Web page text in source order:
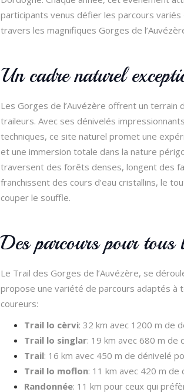
participants venus défier les parcours
travers les magnifiques Gorges de
Un cadre naturel
Les Gorges de l’Auvézère offrent un terrain
traileurs. Avec ses dénivelés
techniques, ce site naturel promet une
et une immersion totale dans la nature
traversent des forêts denses, longent des
franchissent des cours d’eau cristallins, le
couper le souffle.
Des parcours pour tous
Le Trail des Gorges de l’Auvézère, se
propose une variété de parcours adaptés à
coureurs:
Trail lo cèrvi: 32 km avec 1200 m de
Trail lo singlar: 19 km avec 680 m de
Trail: 16 km avec 450 m de dénivelé
Trail lo moflon: 11 km avec 420 m
Randonnée: 11 km pour ceux qui